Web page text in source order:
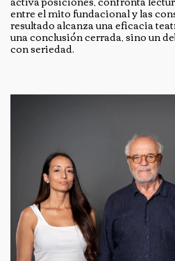
entre el mito fundacional y las
resultado alcanza una eficacia
una conclusión cerrada, sino un
con seriedad.